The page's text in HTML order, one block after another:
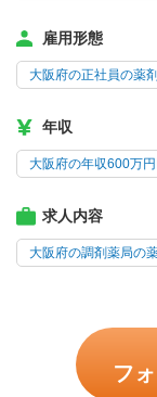
雇用形態
大阪府の正社員の薬
年収
大阪府の年収600万
求人内容
大阪府の調剤薬局の
フ